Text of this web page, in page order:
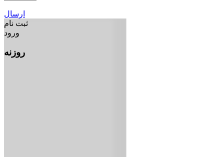
ارسال
ثبت نام
ورود
روزنه